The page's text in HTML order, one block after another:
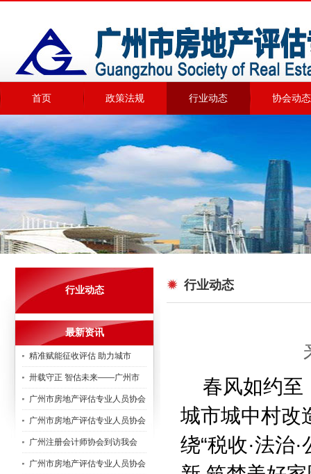
首页 政策法规 行业动态 协会动态
行业动态
最新资讯
精准赋能征收评估 助力城市
卅载守正 智估未来——广州市
广州市房地产评估专业人员协会
广州市房地产评估专业人员协会
广州注册会计师协会到访我会
广州市房地产评估专业人员协会
行业动态
春风如约至
城市城中村改
绕“税收·法治